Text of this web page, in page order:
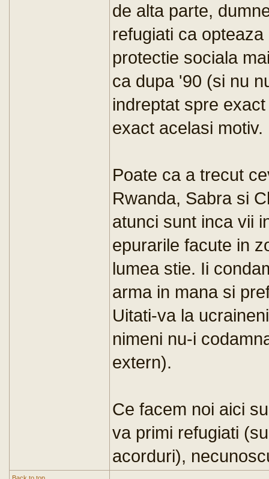
de alta parte,
refugiati ca
protectie sociala
ca dupa '90 (si nu
indreptat spre
exact acelasi motiv.
Poate ca a trecut
Rwanda, Sabra si
atunci sunt inca vii
epurarile facute in
lumea stie. Ii
arma in mana si
Uitati-va la
nimeni nu-i
extern).
Ce facem noi aici
va primi refugiati
acorduri),